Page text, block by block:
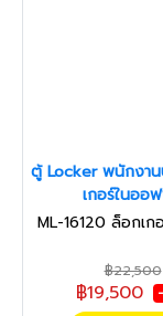
ตู้ Locker พนักงา
เกอร์ในออ
ML-16120 ล็อกเก
฿22,500
฿19,500